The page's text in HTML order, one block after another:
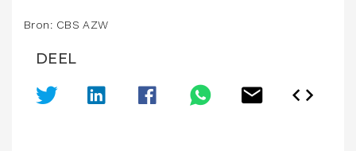
Bron: CBS AZW
DEEL